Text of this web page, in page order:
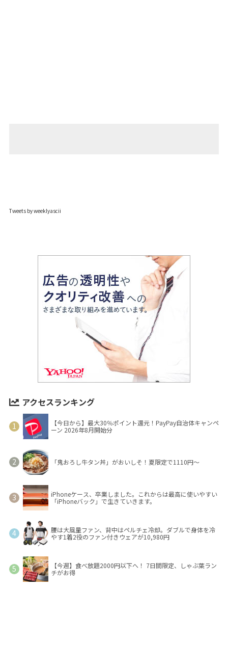
Tweets by weeklyascii
アクセスランキング
【今日から】最大30％ポイント還元！PayPay自治体キャンペ
ーン 2026年8月開始分
「鬼おろし牛タン丼」がおいしそ！夏限定で1110円～
iPhoneケース、卒業しました。これからは最高に使いやすい
「iPhoneバック」で生きていきます。
腰は大風量ファン、背中はペルチェ冷却。ダブルで身体を冷
やす1着2役のファン付きウェアが10,980円
【今週】食べ放題2000円以下へ！ 7日間限定、しゃぶ葉ラン
チがお得